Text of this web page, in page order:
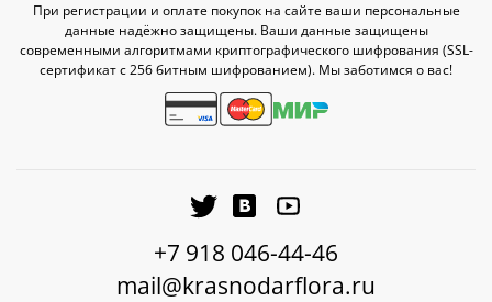
При регистрации и оплате покупок на сайте ваши персональные
данные надёжно защищены. Ваши данные защищены
современными алгоритмами криптографического шифрования (SSL-
сертификат c 256 битным шифрованием). Мы заботимся о вас!
+7 918 046-44-46
mail@krasnodarflora.ru